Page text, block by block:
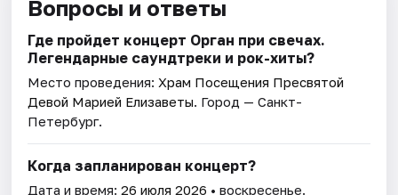
Вопросы и ответы
Где пройдет концерт Орган при свечах.
Легендарные саундтреки и рок-хиты?
Место проведения:Храм Посещения Пресвятой
Девой Марией Елизаветы. Город — Санкт-
Петербург.
Когда запланирован концерт?
Дата и время:26 июля 2026 • воскресенье.